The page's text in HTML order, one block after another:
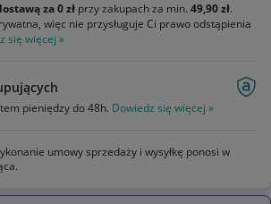
za 0 zł przy zakupach za min. 49,90 zł.
więc nie przysługuje Ci prawo odstąpienia
się więcej »
pieniędzy do 48h. Dowiedz się więcej »
umowy sprzedaży i wysyłkę ponosi w